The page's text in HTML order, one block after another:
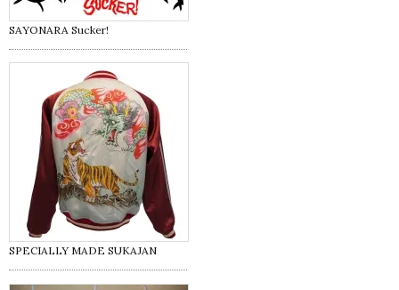
SAYONARA Sucker!
SPECIALLY MADE SUKAJAN